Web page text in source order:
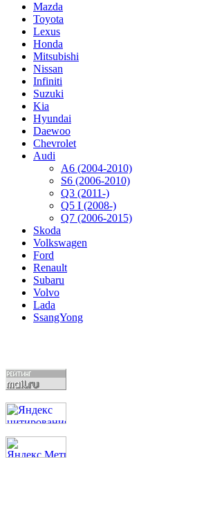
Mazda
Toyota
Lexus
Honda
Mitsubishi
Nissan
Infiniti
Suzuki
Kia
Hyundai
Daewoo
Chevrolet
Audi
A6 (2004-2010)
S6 (2006-2010)
Q3 (2011-)
Q5 I (2008-)
Q7 (2006-2015)
Skoda
Volkswagen
Ford
Renault
Subaru
Volvo
Lada
SsangYong